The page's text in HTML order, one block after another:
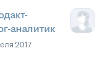
аналитик
2017